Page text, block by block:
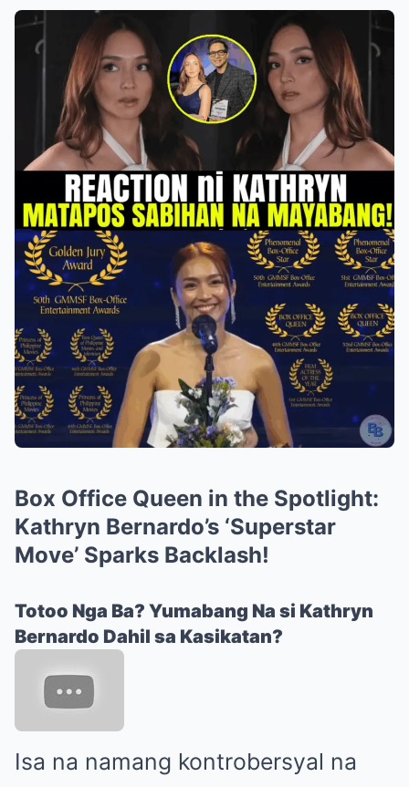
Box Office Queen in the Spotlight:
Kathryn Bernardo’s ‘Superstar
Move’ Sparks Backlash!
Totoo Nga Ba? Yumabang Na si Kathryn
Bernardo Dahil sa Kasikatan?
Isa na namang kontrobersyal na